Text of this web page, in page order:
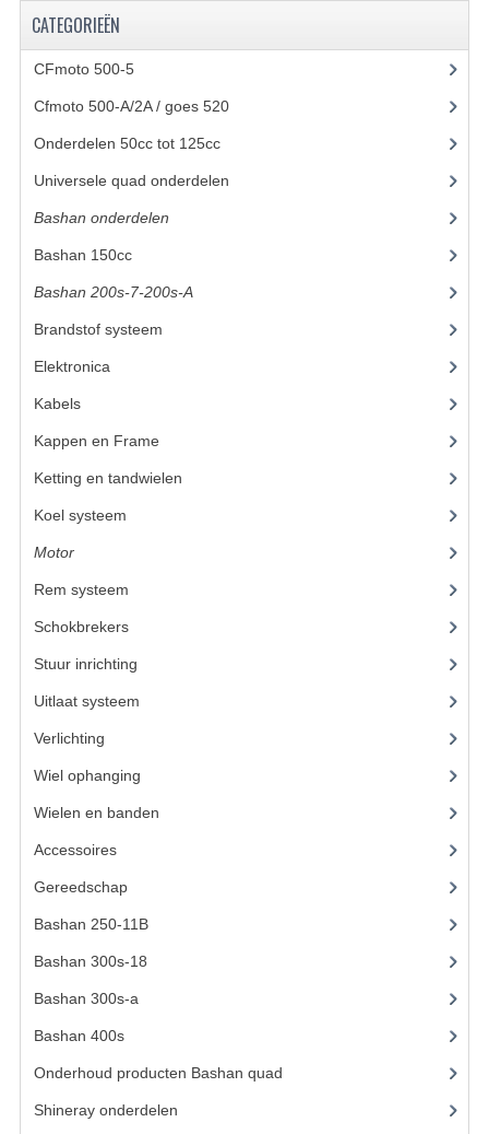
KAPPEN EN FRAME
CATEGORIEËN
CFmoto 500-5(5)
Cfmoto 500-A/2A / goes 520(347)
Onderdelen 50cc tot 125cc(49)
Universele quad onderdelen
Bashan onderdelen
Bashan 150cc(36)
Bashan 200s-7-200s-A(481)
Brandstof systeem
Elektronica
Kabels(8)
Kappen en Frame
Ketting en tandwielen
Koel systeem
Motor(98)
Rem systeem
Schokbrekers(14)
Stuur inrichting
Uitlaat systeem
Verlichting
Wiel ophanging
Wielen en banden
Accessoires(73)
Gereedschap(15)
Bashan 250-11B(385)
Bashan 300s-18
Bashan 300s-a
Bashan 400s(5)
Onderhoud producten Bashan quad
Shineray onderdelen